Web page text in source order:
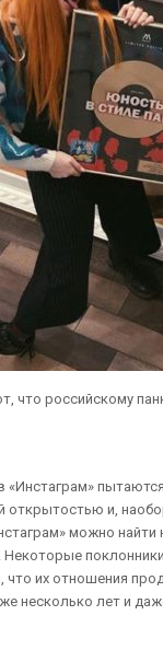
что российскому
«Инстаграм»
и,
можно
их отношения
несколько лет и